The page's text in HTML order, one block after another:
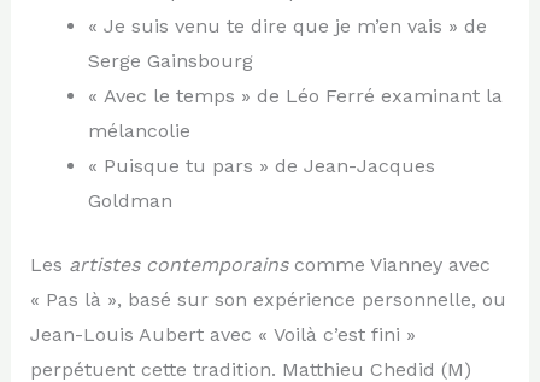
« Je suis venu te dire que je m’en vais » de
Serge Gainsbourg
« Avec le temps » de Léo Ferré examinant la
mélancolie
« Puisque tu pars » de Jean-Jacques
Goldman
Les artistes contemporainscomme Vianney avec
« Pas là », basé sur son expérience personnelle, ou
Jean-Louis Aubert avec « Voilà c’est fini »
perpétuent cette tradition. Matthieu Chedid (M)